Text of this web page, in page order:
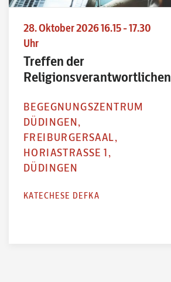
28. Oktober 2026 16.15 - 17.30
Uhr
Treffen der
Religionsverantwortlichen
BEGEGNUNGSZENTRUM
DÜDINGEN,
FREIBURGERSAAL,
HORIASTRASSE 1,
DÜDINGEN
KATECHESE DEFKA